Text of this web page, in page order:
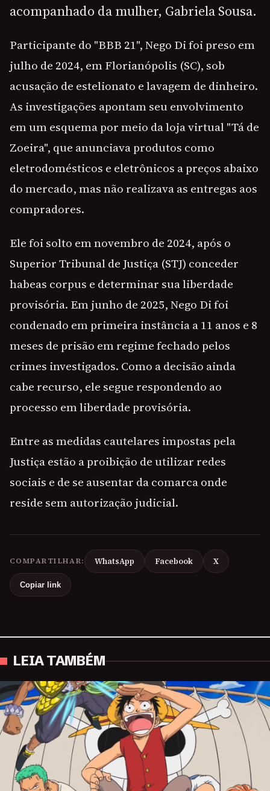
acompanhado da mulher, Gabriela Sousa.
Participante do "BBB 21", Nego Di foi preso em
julho de 2024, em Florianópolis (SC), sob
acusação de estelionato e lavagem de dinheiro.
As investigações apontam seu envolvimento
em um esquema por meio da loja virtual "Tá de
Zoeira", que anunciava produtos como
eletrodomésticos e eletrônicos a preços abaixo
do mercado, mas não realizava as entregas aos
compradores.
Ele foi solto em novembro de 2024, após o
Superior Tribunal de Justiça (STJ) conceder
habeas corpus e determinar sua liberdade
provisória. Em junho de 2025, Nego Di foi
condenado em primeira instância a 11 anos e 8
meses de prisão em regime fechado pelos
crimes investigados. Como a decisão ainda
cabe recurso, ele segue respondendo ao
processo em liberdade provisória.
Entre as medidas cautelares impostas pela
Justiça estão a proibição de utilizar redes
sociais e de se ausentar da comarca onde
reside sem autorização judicial.
COMPARTILHAR: WhatsApp Facebook X
Copiar link
LEIA TAMBÉM